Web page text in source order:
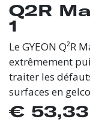
Q2R
1
Le GYEON Q²R
extrêmement
traiter les
surfaces en
€ 53,33